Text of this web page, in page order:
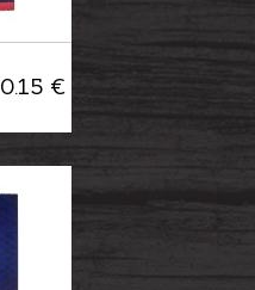
0.15 €